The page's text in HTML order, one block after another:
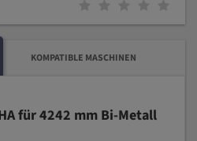
KOMPATIBLE MASCHINEN
für 4242 mm Bi-Metall